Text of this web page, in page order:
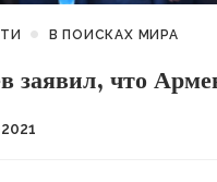
В ПОИСКАХ МИРА
заявил, что